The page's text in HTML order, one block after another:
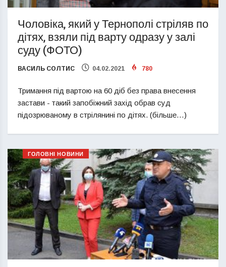
Чоловіка, який у Тернополі стріляв по
дітях, взяли під варту одразу у залі
суду (ФОТО)
ВАСИЛЬ СОЛТИС 04.02.2021 780
Тримання під вартою на 60 діб без права внесення
застави - такий запобіжний захід обрав суд
підозрюваному в стрілянині по дітях. (більше…)
ГОЛОВНІ НОВИНИ